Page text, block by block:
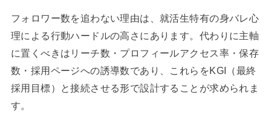
フォロワー数を追わない理由は、就活生特有の身バレ心
理による行動ハードルの高さにあります。代わりに主軸
に置くべきはリーチ数・プロフィールアクセス率・保存
数・採用ページへの誘導数であり、これらをKGI（最終
採用目標）と接続させる形で設計することが求められま
す。